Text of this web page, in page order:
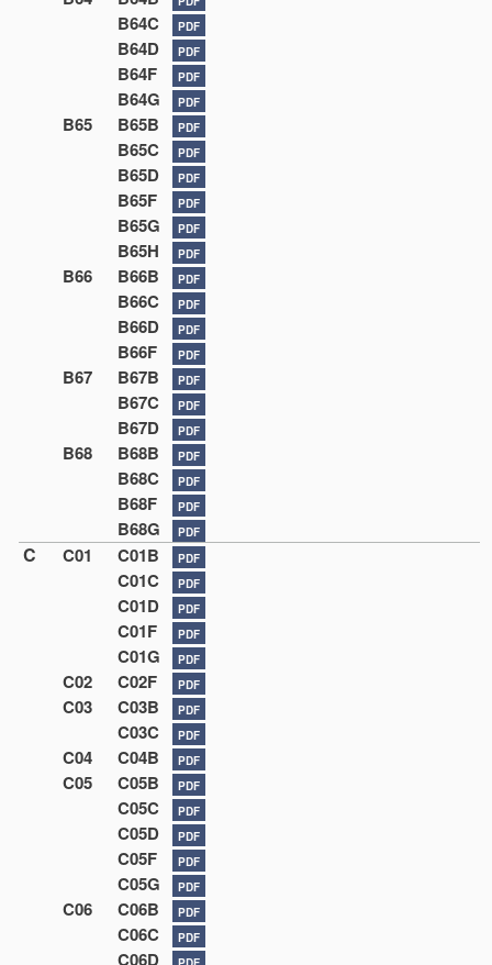
B64C PDF
B64D PDF
B64F PDF
B64G PDF
B65 B65B PDF
B65C PDF
B65D PDF
B65F PDF
B65G PDF
B65H PDF
B66 B66B PDF
B66C PDF
B66D PDF
B66F PDF
B67 B67B PDF
B67C PDF
B67D PDF
B68 B68B PDF
B68C PDF
B68F PDF
B68G PDF
C C01 C01B PDF
C01C PDF
C01D PDF
C01F PDF
C01G PDF
C02 C02F PDF
C03 C03B PDF
C03C PDF
C04 C04B PDF
C05 C05B PDF
C05C PDF
C05D PDF
C05F PDF
C05G PDF
C06 C06B PDF
C06C PDF
C06D